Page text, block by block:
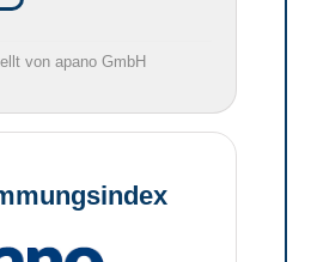
von apano GmbH